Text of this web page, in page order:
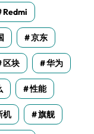
Redmi
京东
区块 华为
性能
机 旗舰